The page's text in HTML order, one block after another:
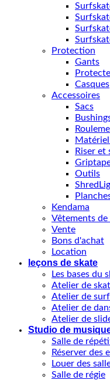
Protection
Gants
Casques
Accessoires
Sacs
Riser et
Outils
Kendama
Vêtements de
Vente
Bons d'achat
Location
leçons de skate
Les bases du
Atelier de
Atelier de
Atelier de
Atelier de
Studio de
Salle de
Réserver des
Louer des
Salle de régie